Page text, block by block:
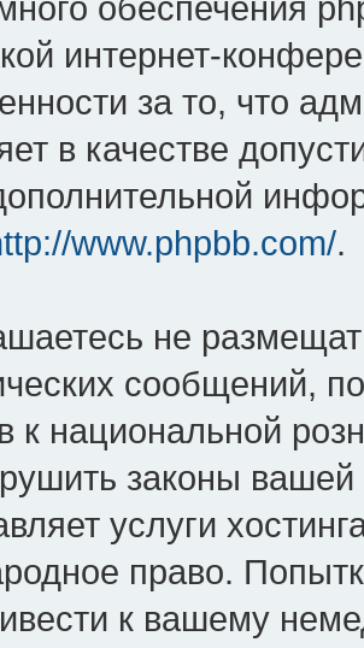
интернет-
за то, что
в качестве
www.phpbb.com/.
не
сообщений,
к национальной
законы
услуги
право.
к вашему